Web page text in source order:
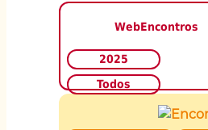
WebEncontros
2025
Todos